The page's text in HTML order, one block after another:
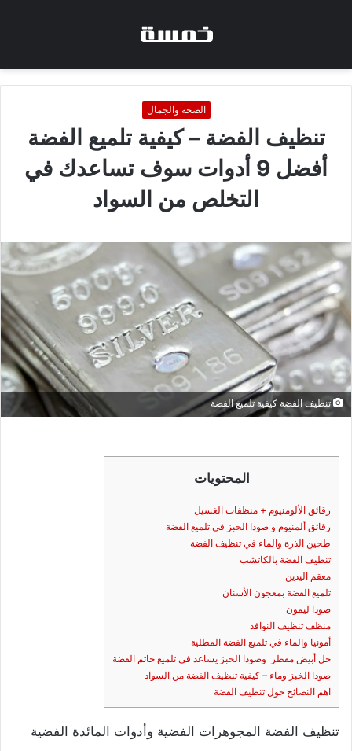
الصحة والجمال
تنظيف الفضة – كيفية تلميع الفضة
أفضل 9 أدوات سوف تساعدك في
التخلص من السواد
تنظيف الفضة كيفية تلميع الفضة
المحتويات
رقائق الألومنيوم + منظفات الغسيل
رقائق ألمنيوم و صودا الخبز في تلميع الفضة
طحين الذرة والماء في تنظيف الفضة
تنظيف الفضة بالكاتشب
معقم اليدين
تلميع الفضة بمعجون الأسنان
صودا ليمون
منظف تنظيف النوافذ
أمونيا والماء في تلميع الفضة المطلية
خل أبيض مقطر وصودا الخبز يساعد في تلميع خاتم الفضة
صودا الخبز وماء – كيفية تنظيف الفضة من السواد
اهم النصائح حول تنظيف الفضة
تنظيف الفضة المجوهرات الفضية وأدوات المائدة الفضية